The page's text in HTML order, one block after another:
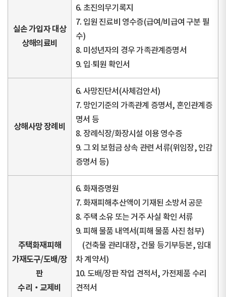
실손 가입자 대상
상해의료비
6. 초진의무기록지
7. 입원 진료비 영수증(급여/비급여 구분 필
수)
8. 미성년자의 경우 가족관계증명서
9. 입·퇴원 확인서
상해사망 장례비
6. 사망진단서(사체검안서)
7. 망인기준의 가족관계 증명서, 혼인관계증
명서 등
8. 장례식장/화장시설 이용 영수증
9. 그 외 보험금 상속 관련 서류(위임장, 인감
증명서 등)
주택화재피해
가재도구/도배/장
판
수리‧교제비
6. 화재증명원
7. 화재피해추산액이 기재된 소방서 공문
8. 주택 소유 또는 거주 사실 확인 서류
9. 피해 물품 내역서(피해 물품 사진 첨부)
(건축물 관리대장, 건물 등기부등본, 임대
차 계약서)
10. 도배/장판 작업 견적서, 가전제품 수리
견적서